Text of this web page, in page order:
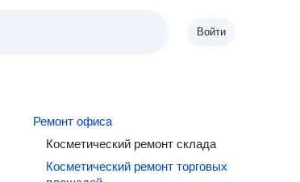
Войти
Ремонт офиса
Косметический ремонт склада
Косметический ремонт торговых